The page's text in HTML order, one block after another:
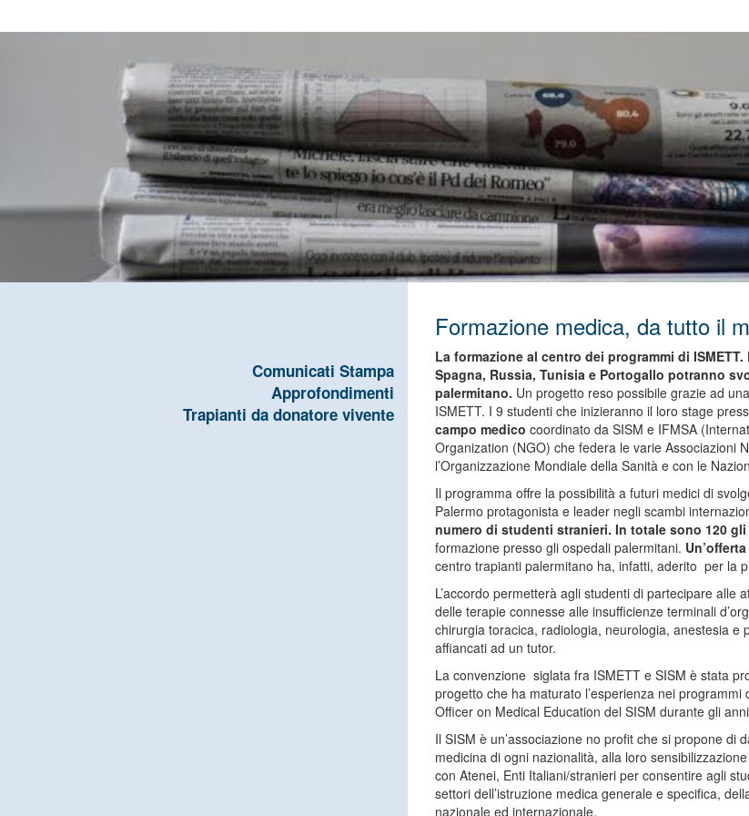
Comunicati Stampa
Approfondimenti
Trapianti da donatore vivente
Formazione medica, da tutto il
La formazione al centro dei programmi di
Spagna, Russia, Tunisia e Portogallo potranno
palermitano. Un progetto reso possibile grazie ad
ISMETT. I 9 studenti che inizieranno il loro stage
campo medico coordinato da SISM e IFMSA
Organization (NGO) che federa le varie Associazioni
l’Organizzazione Mondiale della Sanità e con le
Il programma offre la possibilità a futuri medici di
Palermo protagonista e leader negli scambi
numero di studenti stranieri. In totale sono 120
formazione presso gli ospedali palermitani.
centro trapianti palermitano ha, infatti, aderito per la
L’accordo permetterà agli studenti di partecipare
delle terapie connesse alle insufficienze terminali
chirurgia toracica, radiologia, neurologia, anestesia
affiancati ad un tutor.
La convenzione siglata fra ISMETT e SISM è stata
progetto che ha maturato l’esperienza nei
Officer on Medical Education del SISM durante gli
Il SISM è un’associazione no profit che si propone
medicina di ogni nazionalità, alla loro
con Atenei, Enti Italiani/stranieri per consentire agli
settori dell’istruzione medica generale e specifica,
nazionale ed internazionale.